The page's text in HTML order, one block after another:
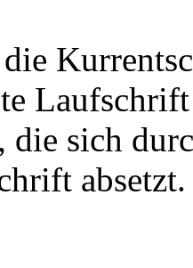
die sich
absetzt.